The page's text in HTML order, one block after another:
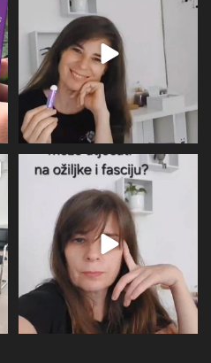
31
Više I detaljnije o utjecaju
perimenopauze na sve
21 0